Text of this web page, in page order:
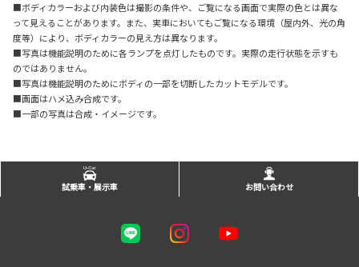
■ボディカラーおよび内装色は撮影の条件や、ご覧になる画面で実際の色とは異な
って見えることがあります。また、実車においてもご覧になる環境（屋内外、光の角
度等）により、ボディカラーの見え方は異なります。
■写真は機能説明のために各ランプを点灯したものです。実際の走行状態を示すも
のではありません。
■写真は機能説明のためにボディの一部を切断したカットモデルです。
■画面はハメ込み合成です。
■一部の写真は合成・イメージです。
試乗車・展示車 お問い合わせ